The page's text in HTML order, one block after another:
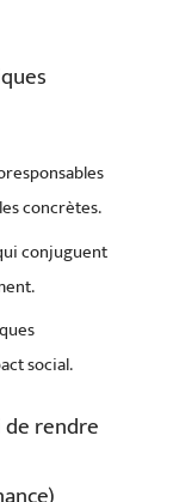
concrètes.
conjuguent
social.
de rendre